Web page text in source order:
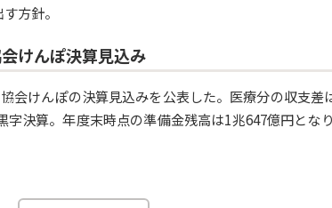
方針。
けんぽ決算見込み
会けんぽの決算見込みを公表した。医療分の収支差
字決算。年度末時点の準備金残高は1兆647億円とな